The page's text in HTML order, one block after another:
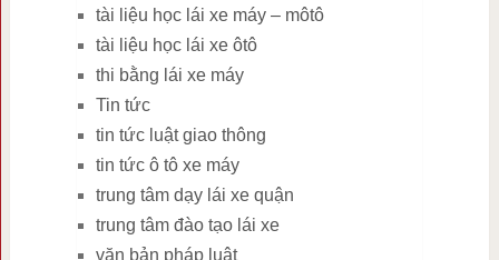
tài liệu học lái xe máy – môtô
tài liệu học lái xe ôtô
thi bằng lái xe máy
Tin tức
tin tức luật giao thông
tin tức ô tô xe máy
trung tâm dạy lái xe quận
trung tâm đào tạo lái xe
văn bản pháp luật